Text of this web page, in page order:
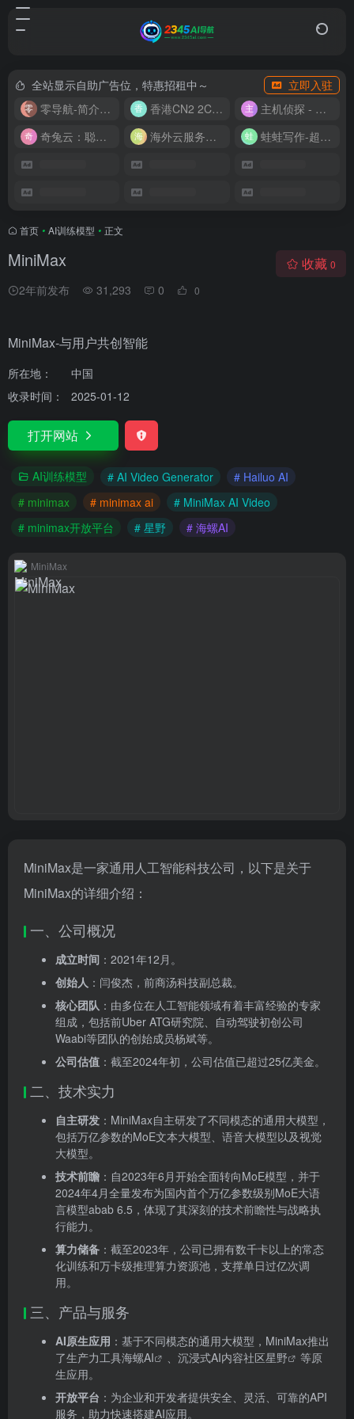
全站显示自助广告位，特惠招租中～
立即入驻
零导航-简介实用的网址导航
香港CN2 2C2G20M 9.9/月
主机侦探 - 少花钱，用好云
奇兔云：聪明人的“省”钱计划！
海外云服务器全网最低价 蛙蛙写作-超级AI智能写作助手
首页 • AI训练模型 • 正文
MiniMax
2年前发布 31,293 0 0
收藏 0
MiniMax-与用户共创智能
所在地：
中国
收录时间：
2025-01-12
打开网站
AI训练模型 # AI Video Generator
# Hailuo AI
# minimax
# minimax ai
# MiniMax AI Video
# minimax开放平台
# 星野 # 海螺AI
MiniMax
MiniMax是一家通用人工智能科技公司，以下是关于
MiniMax的详细介绍：
一、公司概况
成立时间 ：2021年12月。
创始人 ：闫俊杰，前商汤科技副总裁。
核心团队 ：由多位在人工智能领域有着丰富经验的专家
组成，包括前Uber ATG研究院、自动驾驶初创公司
Waabi等团队的创始成员杨斌等。
公司估值 ：截至2024年初，公司估值已超过25亿美金。
二、技术实力
自主研发 ：MiniMax自主研发了不同模态的通用大模型，
包括万亿参数的MoE文本大模型、语音大模型以及视觉
大模型。
技术前瞻 ：自2023年6月开始全面转向MoE模型，并于
2024年4月全量发布为国内首个万亿参数级别MoE大语
言模型abab 6.5，体现了其深刻的技术前瞻性与战略执
行能力。
算力储备 ：截至2023年，公司已拥有数千卡以上的常态
化训练和万卡级推理算力资源池，支撑单日过亿次调
用。
三、产品与服务
AI原生应用 ：基于不同模态的通用大模型，MiniMax推出
了生产力工具海螺AI 、沉浸式AI内容社区星野
等原
生应用。
开放平台 ：为企业和开发者提供安全、灵活、可靠的API
服务，助力快速搭建AI应用。